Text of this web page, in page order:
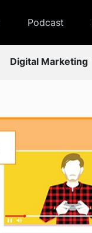
Podcast
Digital Marketing